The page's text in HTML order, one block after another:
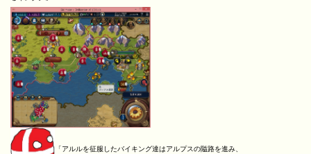
「アルルを征服したバイキング達はアルプスの隘路を進み、